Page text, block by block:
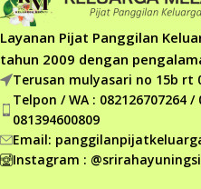
Layanan Pijat Panggilan
tahun 2009 dengan
Terusan mulyasari no 15b rt
Telpon / WA : 082126707264 /
081394600809
Email:
Instagram :